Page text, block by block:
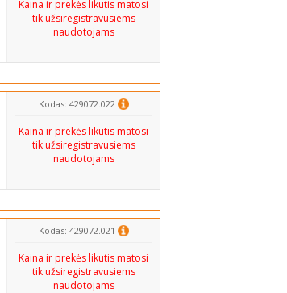
Kaina ir prekės likutis matosi
tik užsiregistravusiems
naudotojams
Kodas: 429072.022
Kaina ir prekės likutis matosi
tik užsiregistravusiems
naudotojams
Kodas: 429072.021
Kaina ir prekės likutis matosi
tik užsiregistravusiems
naudotojams